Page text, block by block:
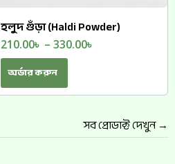
হলুদ গুঁড়া (Haldi Powder)
210.00৳ – 330.00৳
অর্ডার করুন
সব প্রোডাক্ট দেখুন →